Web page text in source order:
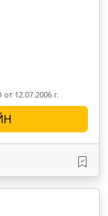
12.07.2006 г.